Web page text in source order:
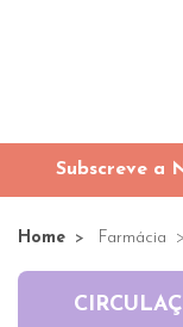
Subscreve a
Home Farmácia